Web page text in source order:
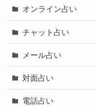
オンライン占い
チャット占い
メール占い
対面占い
電話占い